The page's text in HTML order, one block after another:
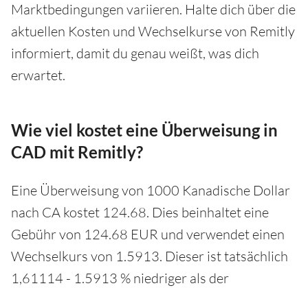
Marktbedingungen variieren. Halte dich über die
aktuellen Kosten und Wechselkurse von Remitly
informiert, damit du genau weißt, was dich
erwartet.
Wie viel kostet eine Überweisung in
CAD mit Remitly?
Eine Überweisung von 1000 Kanadische Dollar
nach CA kostet 124.68. Dies beinhaltet eine
Gebühr von 124.68 EUR und verwendet einen
Wechselkurs von 1.5913. Dieser ist tatsächlich
1,61114 - 1.5913 % niedriger als der